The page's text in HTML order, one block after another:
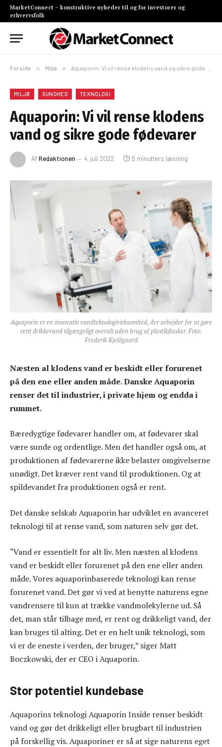
MarketConnect – konstruktive nyheder til og for investorer og
erhvervsfolk
Forside » Miljø » Aquaporin: Vi vil rense klodens vand og sikre gode fødevarer
MILJØ SUNDHED TEKNOLOGI
Aquaporin: Vi vil rense klodens
vand og sikre gode fødevarer
AfRedaktionen 4. juli 2022 5 minutters læsning
Aquaporin er en innovativ vandteknologivirksomhed, der arbejder for at gøre
rent drikkevand tilgængeligt overalt uden brug af plastikflasker. Foto:
Frederik Kjeldgaard
Næsten al klodens vand er beskidt eller forurenet
på den ene eller anden måde. Danske Aquaporin
renser det til industrier, i private hjem og endda i
rummet.
Bæredygtige fødevarer handler om, at fødevarer skal
være sunde og ordentlige. Men det handler også om, at
produktionen af fødevarerne ikke belaster omgivelserne
unødigt. Det kræver rent vand til produktionen. Og at
spildevandet fra produktionen også er rent.
Det danske selskab Aquaporin har udviklet en avanceret
teknologi til at rense vand, som naturen selv gør det.
“Vand er essentielt for alt liv. Men næsten al klodens
vand er beskidt eller forurenet på den ene eller anden
måde. Vores aquaporinbaserede teknologi kan rense
forurenet vand. Det gør vi ved at benytte naturens egne
vandrensere til kun at trække vandmolekylerne ud. Så
det, man står tilbage med, er rent og drikkeligt vand, der
kan bruges til alting. Det er en helt unik teknologi, som
vi er de eneste i verden, der bruger,” siger Matt
Boczkowski, der er CEO i Aquaporin.
Stor potentiel kundebase
Aquaporins teknologi Aquaporin Inside renser beskidt
vand og gør det drikkeligt eller brugbart til industrien
på forskellig vis. Aquaporiner er så at sige naturens eget